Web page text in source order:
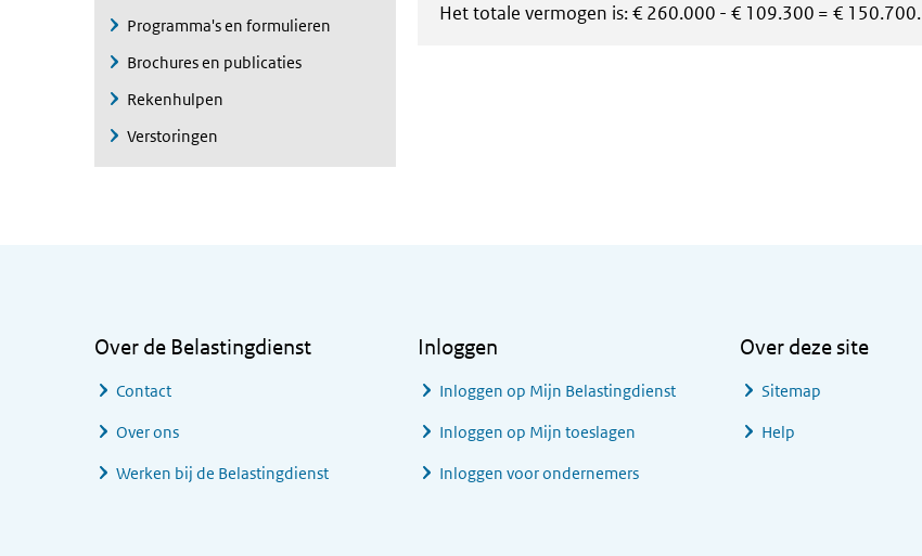
Programma's en formulieren
Brochures en publicaties
Rekenhulpen
Verstoringen
Het totale vermogen is: € 260.000 - € 109.300 = € 150.700.
Over de Belastingdienst
Contact
Over ons
Werken bij de Belastingdienst
Inloggen
Inloggen op Mijn Belastingdienst
Inloggen op Mijn toeslagen
Inloggen voor ondernemers
Over deze site
Sitemap
Help